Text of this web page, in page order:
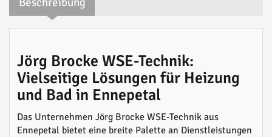
Jörg Brocke WSE-Technik:
Vielseitige Lösungen für Heizung
und Bad in Ennepetal
Das Unternehmen Jörg Brocke WSE-Technik aus
Ennepetal bietet eine breite Palette an Dienstleistungen